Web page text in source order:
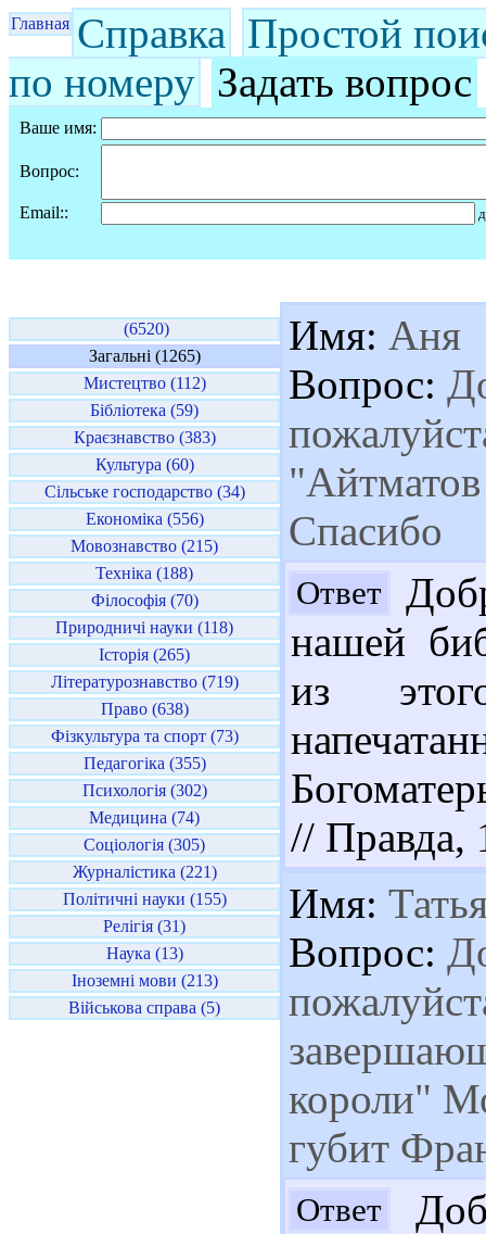
Главная Справка Простой
по номеру Задать вопрос
Ваше имя:
Вопрос:
Email::
(6520)
Загальні (1265)
Мистецтво (112)
Бібліотека (59)
Краєзнавство (383)
Культура (60)
Сільське господарство (34)
Економіка (556)
Мовознавство (215)
Техніка (188)
Філософія (70)
Природничі науки (118)
Історія (265)
Літературознавство (719)
Право (638)
Фізкультура та спорт (73)
Педагогіка (355)
Психологія (302)
Медицина (74)
Соціологія (305)
Журналістика (221)
Політичні науки (155)
Релігія (31)
Наука (13)
Іноземні мови (213)
Військова справа (5)
Имя: Аня
Вопрос:
Спасибо
Ответ
нашей
из
// Правда,
Имя:
Вопрос:
короли"
губит
Ответ